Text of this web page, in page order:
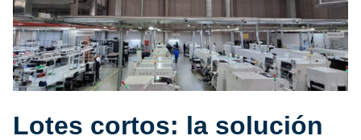
Lotes cortos: la solución